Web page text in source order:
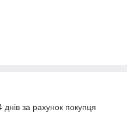
за рахунок покупця